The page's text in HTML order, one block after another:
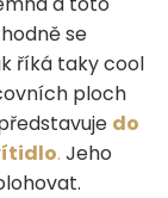
se
říká taky cool
ploch
do
. Jeho